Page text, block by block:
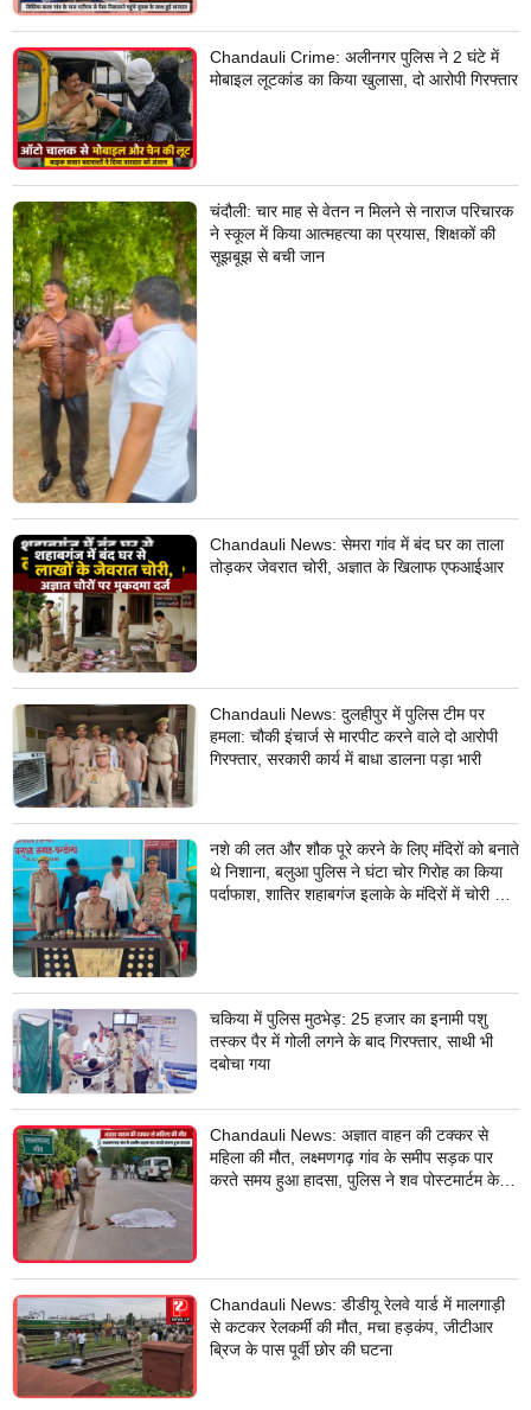
Chandauli Crime: अलीनगर पुलिस ने 2 घंटे में
मोबाइल लूटकांड का किया खुलासा, दो आरोपी गिरफ्तार
चंदौली: चार माह से वेतन न मिलने से नाराज परिचारक
ने स्कूल में किया आत्महत्या का प्रयास, शिक्षकों की
सूझबूझ से बची जान
Chandauli News: सेमरा गांव में बंद घर का ताला
तोड़कर जेवरात चोरी, अज्ञात के खिलाफ एफआईआर
Chandauli News: दुलहीपुर में पुलिस टीम पर
हमला: चौकी इंचार्ज से मारपीट करने वाले दो आरोपी
गिरफ्तार, सरकारी कार्य में बाधा डालना पड़ा भारी
नशे की लत और शौक पूरे करने के लिए मंदिरों को बनाते
थे निशाना, बलुआ पुलिस ने घंटा चोर गिरोह का किया
पर्दाफाश, शातिर शहाबगंज इलाके के मंदिरों में चोरी की
चकिया में पुलिस मुठभेड़: 25 हजार का इनामी पशु
तस्कर पैर में गोली लगने के बाद गिरफ्तार, साथी भी
दबोचा गया
Chandauli News: अज्ञात वाहन की टक्कर से
महिला की मौत, लक्ष्मणगढ़ गांव के समीप सड़क पार
करते समय हुआ हादसा, पुलिस ने शव पोस्टमार्टम के
Chandauli News: डीडीयू रेलवे यार्ड में मालगाड़ी
से कटकर रेलकर्मी की मौत, मचा हड़कंप, जीटीआर
ब्रिज के पास पूर्वी छोर की घटना